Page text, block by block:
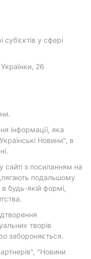
у сфері
26
інформації, яка
Новини", в
сайті з посиланням на
подальшому
будь-якій формі,
творів
забороняється.
"Новини